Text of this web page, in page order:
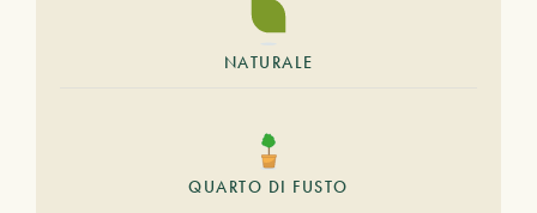
NATURALE
QUARTO DI FUSTO